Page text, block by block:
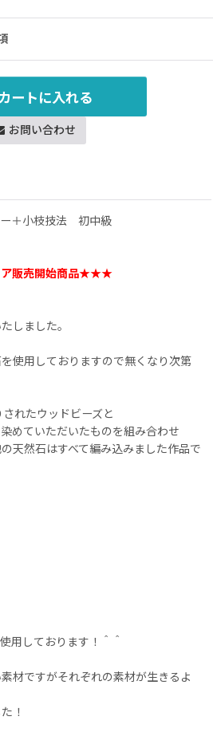
ートに入れる
お問い合わせ
ー＋小枝技法 初中級
販売開始商品★★★
しました。
使用しておりますので無くなり次第
れたウッドビーズと
めていただいたものを組み合わせ
天然石はすべて編み込みました作品で
用しております！＾＾
材ですがそれぞれの素材が生きるよ
！